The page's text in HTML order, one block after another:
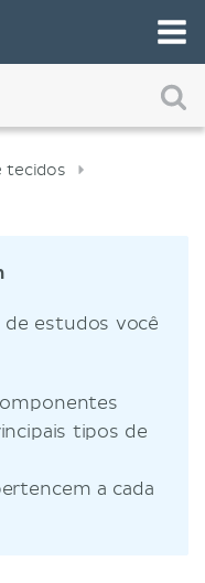
tecidos
de estudos você
tipos de
a cada